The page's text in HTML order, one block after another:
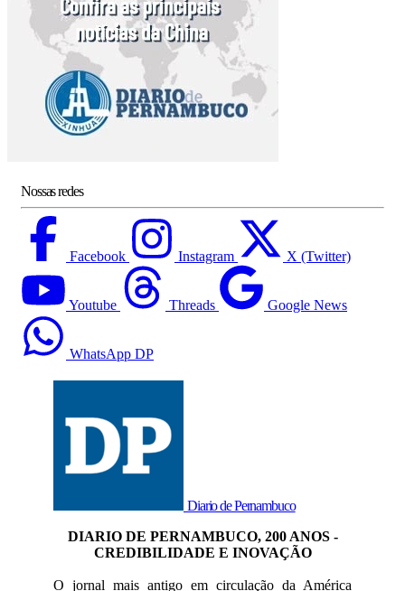
Nossas redes
Facebook Instagram X (Twitter)
Youtube Threads Google News
WhatsApp DP
Diario de Pernambuco
DIARIO DE PERNAMBUCO, 200 ANOS -
CREDIBILIDADE E INOVAÇÃO
O jornal mais antigo em circulação da América